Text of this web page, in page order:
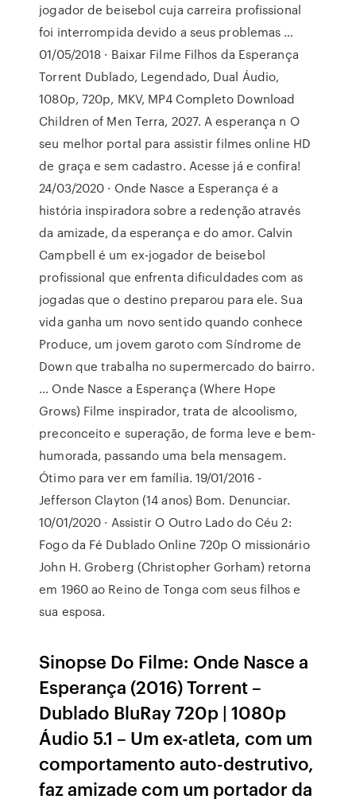
jogador de beisebol cuja carreira profissional
foi interrompida devido a seus problemas …
01/05/2018 · Baixar Filme Filhos da Esperança
Torrent Dublado, Legendado, Dual Áudio,
1080p, 720p, MKV, MP4 Completo Download
Children of Men Terra, 2027. A esperança n O
seu melhor portal para assistir filmes online HD
de graça e sem cadastro. Acesse já e confira!
24/03/2020 · Onde Nasce a Esperança é a
história inspiradora sobre a redenção através
da amizade, da esperança e do amor. Calvin
Campbell é um ex-jogador de beisebol
profissional que enfrenta dificuldades com as
jogadas que o destino preparou para ele. Sua
vida ganha um novo sentido quando conhece
Produce, um jovem garoto com Síndrome de
Down que trabalha no supermercado do bairro.
… Onde Nasce a Esperança (Where Hope
Grows) Filme inspirador, trata de alcoolismo,
preconceito e superação, de forma leve e bem-
humorada, passando uma bela mensagem.
Ótimo para ver em família. 19/01/2016 -
Jefferson Clayton (14 anos) Bom. Denunciar.
10/01/2020 · Assistir O Outro Lado do Céu 2:
Fogo da Fé Dublado Online 720p O missionário
John H. Groberg (Christopher Gorham) retorna
em 1960 ao Reino de Tonga com seus filhos e
sua esposa.
Sinopse Do Filme: Onde Nasce a
Esperança (2016) Torrent –
Dublado BluRay 720p | 1080p
Áudio 5.1 – Um ex-atleta, com um
comportamento auto-destrutivo,
faz amizade com um portador da